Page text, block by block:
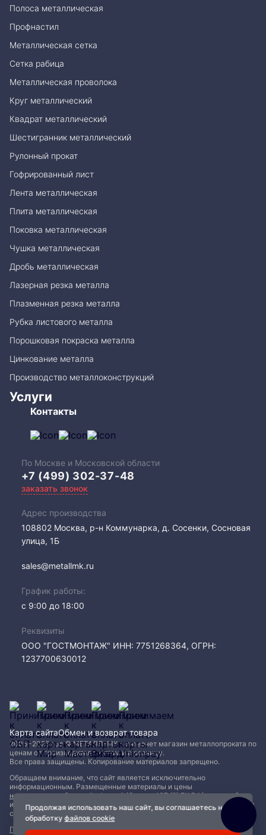
Продолжая использовать наш сайт, вы соглашаетесь на
обработкуфайлов cookie
Полоса металлическая
Профнастил
Металлическая сетка
Сетка рабица
Металлическая проволока
Круг металлический
Квадрат металлический
Шестигранник металлический
Рулонный прокат
Гофрированный лист
Лента металлическая
Плита металлическая
Поковка металлическая
Чушка металлическая
Дробь металлическая
Лазерная резка металла
Плазменная резка металла
Рубка листового металла
Порошковая покраска металла
Цинкование металла
Производство металлоконструкций
Услуги
Контакты
По Москве и Московской области
+7 (499) 302-37-48
заказать звонок
Адрес производства
108802​ Москва, р-н Коммунарка, д. Сосенки, Сосновая
улица, 1Б
sales@metallmk.ru
График работы:
с 9:00 до 18:00
Реквизиты
ООО "ГОСТМОНТАЖ" ИНН: 7751268364, ОГРН:
1237700630012
2005−2026 год © МЕТАЛЛ-МК - интернет магазин металлопроката по
ценам от производителя, оптом и в розницу.
Все права защищены. Копирование материалов запрещено.
Обращаем внимание, что сайт является исключительно
информационным. Размещенные материалы и цены
не являются публичной офертой (Статья 437 (2) ГК РФ)и могут быть
изменены без уведомления. Для уточнения наличия, характеристик и
стоимости материалов обращайтесь в офисы продаж.
Политика конфиденциальности|Пользовательское соглашение
Карта сайтаОбмен и возврат товара